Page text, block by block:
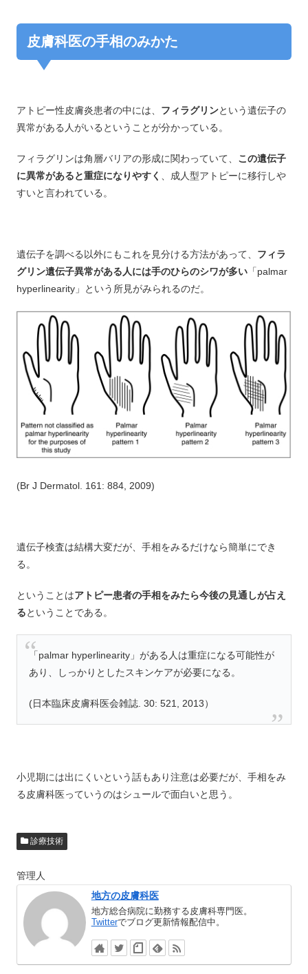
皮膚科医の手相のみかた
アトピー性皮膚炎患者の中には、 フィラグリンという遺伝子の
異常がある人がいるということが分かっている。
フィラグリンは角層バリアの形成に関わっていて、 この遺伝子
に異常があると重症になりやすく
、成人型アトピーに移行しや
すいと言われている。
遺伝子を調べる以外にもこれを見分ける方法があって、 フィラ
グリン遺伝子異常がある人には手のひらのシワが多い 「palmar
hyperlinearity」という所見がみられるのだ。
(Br J Dermatol. 161: 884, 2009)
遺伝子検査は結構大変だが、手相をみるだけなら簡単にでき
る。
ということはアトピー患者の手相をみたら今後の見通しが占え
るということである。
「palmar hyperlinearity」がある人は重症になる可能性が
あり、しっかりとしたスキンケアが必要になる。
(日本臨床皮膚科医会雑誌. 30: 521, 2013）
小児期には出にくいという話もあり注意は必要だが、手相をみ
る皮膚科医っていうのはシュールで面白いと思う。
診療技術
管理人
地方の皮膚科医
地方総合病院に勤務する皮膚科専門医。
Twitterでブログ更新情報配信中。